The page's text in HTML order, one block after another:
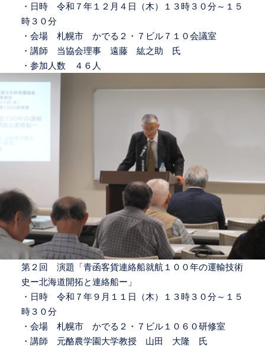
・日時 令和７年１２月４日（木）１３時３０分～１５
時３０分
・会場 札幌市 かでる２・７ビル７１０会議室
・講師 当協会理事 遠藤 紘之助 氏
・参加人数 ４６人
第２回 演題「青函客貨連絡船就航１００年の運輸技術
史ー北海道開拓と連絡船ー」
・日時 令和７年９月１１日（木）１３時３０分～１５
時３０分
・会場 札幌市 かでる２・７ビル１０６０研修室
・講師 元酪農学園大学教授 山田 大隆 氏